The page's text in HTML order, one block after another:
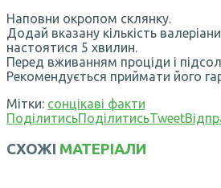
Наповни окропом склянку.
Додай вказану кількість
настоятися 5 хвилин.
Перед вживанням проціди і
Рекомендується приймати його
Мітки: сонцікаві факти
ПоділитисьПоділитисьTweet
СХОЖІ МАТЕРІАЛИ